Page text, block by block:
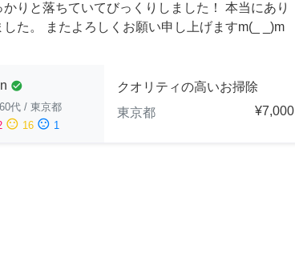
かりと落ちていてびっくりしました！ 本当にあり
した。 またよろしくお願い申し上げますm(_ _)m
check_circle
60代 / 東京都
sentiment_neutral 16 sentiment_dissatisfied 1
クオリティの高いお掃除
東京都
¥7,000